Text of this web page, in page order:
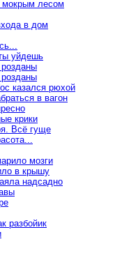
лесом
в дом
уйдешь
казался рюхой
в вагон
крики
Всё гуще
мозги
в крышу
надсадно
разбойик